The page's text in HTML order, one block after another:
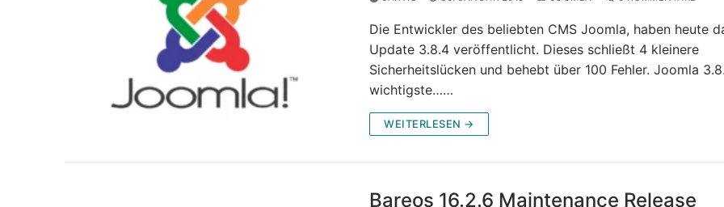
Die Entwickler des beliebten CMS Joomla, haben heute
Update 3.8.4 veröffentlicht. Dieses schließt 4 kleinere
Sicherheitslücken und behebt über 100 Fehler. Joomla
wichtigste……
WEITERLESEN →
Bareos 16.2.6 Maintenance Release